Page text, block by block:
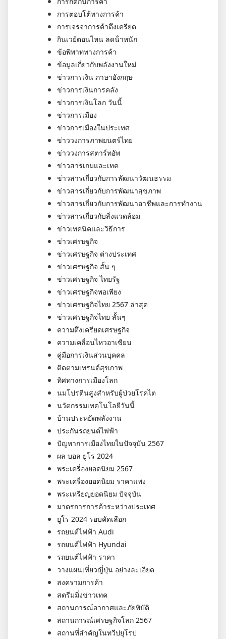
การตอบโต้ทางการค้า
การเจรจาการค้าตึงเครียด
กินเวย์ตอนไหน ลดน้ําหนัก
ข้อพิพาททางการค้า
ข้อมูลเกี่ยวกับพลังงานใหม่
ข่าวการเงิน ภาษาอังกฤษ
ข่าวการเงินการคลัง
ข่าวการเงินโลก วันนี้
ข่าวการเมือง
ข่าวการเมืองในประเทศ
ข่าววงการภาพยนตร์ไทย
ข่าววงการสตาร์ทอัพ
ข่าวสารเกมและเทค
ข่าวสารเกี่ยวกับการพัฒนาวัฒนธรรม
ข่าวสารเกี่ยวกับการพัฒนาสุขภาพ
ข่าวสารเกี่ยวกับการพัฒนาอาชีพและการทำงาน
ข่าวสารเกี่ยวกับสิ่งแวดล้อม
ข่าวเทคนิคและวิธีการ
ข่าวเศรษฐกิจ
ข่าวเศรษฐกิจ ต่างประเทศ
ข่าวเศรษฐกิจ สั้น ๆ
ข่าวเศรษฐกิจ ไทยรัฐ
ข่าวเศรษฐกิจพอเพียง
ข่าวเศรษฐกิจไทย 2567 ล่าสุด
ข่าวเศรษฐกิจไทย สั้นๆ
ความตึงเครียดเศรษฐกิจ
ความเคลื่อนไหวอาเซียน
คู่มือการเงินส่วนบุคคล
ติดตามเทรนด์สุขภาพ
ทิศทางการเมืองโลก
นมโปรตีนสูงสำหรับผู้ป่วยโรคไต
นวัตกรรมเทคโนโลยีวันนี้
บ้านประหยัดพลังงาน
ประกันรถยนต์ไฟฟ้า
ปัญหาการเมืองไทยในปัจจุบัน 2567
ผล บอล ยูโร 2024
พระเครื่องยอดนิยม 2567
พระเครื่องยอดนิยม ราคาแพง
พระเหรียญยอดนิยม ปัจจุบัน
มาตรการการค้าระหว่างประเทศ
ยูโร 2024 รอบคัดเลือก
รถยนต์ไฟฟ้า Audi
รถยนต์ไฟฟ้า Hyundai
รถยนต์ไฟฟ้า ราคา
วางแผนเที่ยวญี่ปุ่น อย่างละเอียด
สงครามการค้า
สตรีมมิ่งข่าวเทค
สถานการณ์อากาศและภัยพิบัติ
สถานการณ์เศรษฐกิจโลก 2567
สถานที่สำคัญในทวีปยุโรป